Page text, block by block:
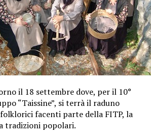
il 18 settembre dove, per il 10°
“Taissine”, si terrà il raduno
facenti parte della FITP, la
tradizioni popolari.